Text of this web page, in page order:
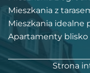
Mieszkania z
Mieszkania idealne
Apartamenty blisko
Strona